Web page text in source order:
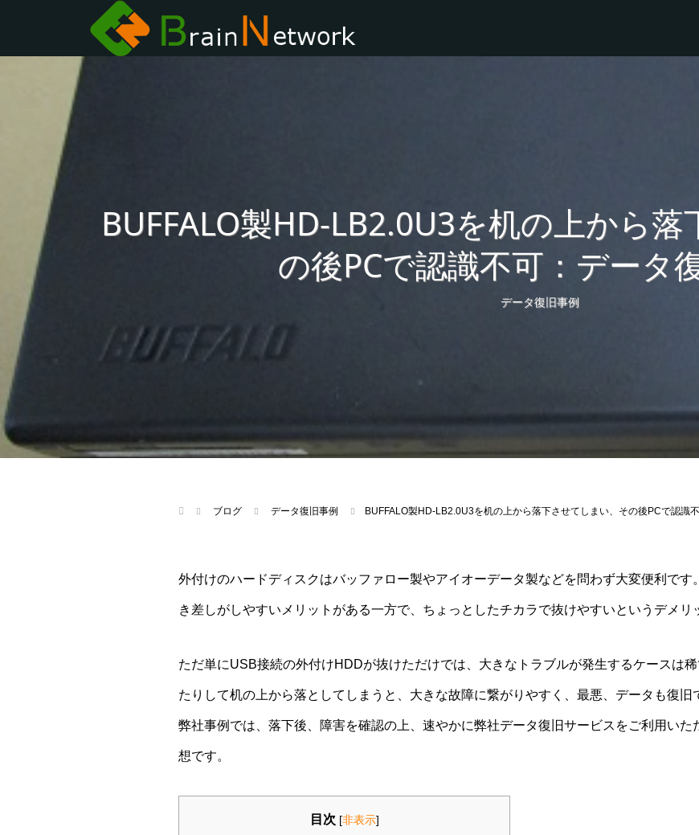
BUFFALO製HD-LB2.0U3を机の上から
の後PCで認識不可：データ
データ復旧事例
ブログ データ復旧事例 BUFFALO製HD-LB2.0U3を机の上から落下させてしまい、その後PCで認識
外付けのハードディスクはバッファロー製やアイオーデータ製などを問わず大変便利で
き差しがしやすいメリットがある一方で、ちょっとしたチカラで抜けやすいというデメリ
ただ単にUSB接続の外付けHDDが抜けただけでは、大きなトラブルが発生するケースは
たりして机の上から落としてしまうと、大きな故障に繋がりやすく、最悪、データも復
弊社事例では、落下後、障害を確認の上、速やかに弊社データ復旧サービスをご利用い
想です。
目次 [非表示]